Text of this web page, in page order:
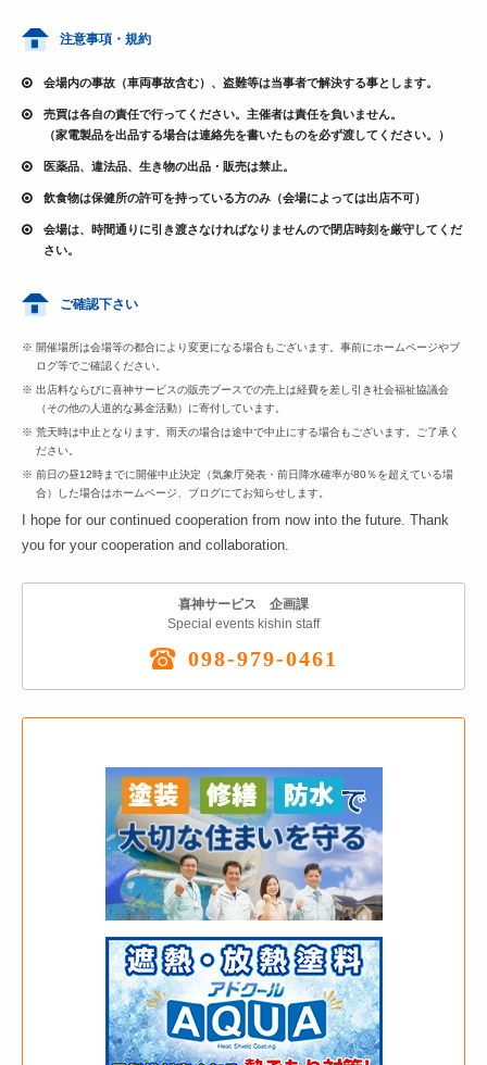
注意事項・規約
会場内の事故（車両事故含む）、盗難等は当事者で解決する事とします。
売買は各自の責任で行ってください。主催者は責任を負いません。
（家電製品を出品する場合は連絡先を書いたものを必ず渡してください。）
医薬品、違法品、生き物の出品・販売は禁止。
飲食物は保健所の許可を持っている方のみ（会場によっては出店不可）
会場は、時間通りに引き渡さなければなりませんので閉店時刻を厳守してくだ
さい。
ご確認下さい
開催場所は会場等の都合により変更になる場合もございます。事前にホームページやブ
ログ等でご確認ください。
出店料ならびに喜神サービスの販売ブースでの売上は経費を差し引き社会福祉協議会
（その他の人道的な募金活動）に寄付しています。
荒天時は中止となります。雨天の場合は途中で中止にする場合もございます。ご了承く
ださい。
前日の昼12時までに開催中止決定（気象庁発表・前日降水確率が80％を超えている場
合）した場合はホームページ、ブログにてお知らせします。
I hope for our continued cooperation from now into the future. Thank
you for your cooperation and collaboration.
喜神サービス 企画課
Special events kishin staff
098-979-0461